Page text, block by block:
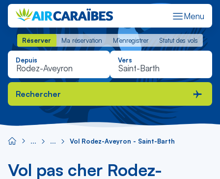
Menu
Réserver Ma réservation M'enregistrer Statut des vols
Réserver Ma réservation M'enregistrer Statut des vols
Depuis Vers
Rechercher
Vol Rodez-Aveyron - Saint-Barth
Vol pas cher Rodez-